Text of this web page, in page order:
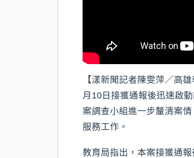
【漾新聞記者陳雯萍／高
月10日接獲通報後迅速啟
案調查小組進一步釐清案
服務工作。
教育局指出，本案接獲通